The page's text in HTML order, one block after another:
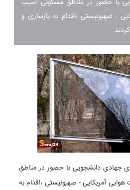
با حضور در مناطق مسکونی آسیب
- صهیونیستی ،اقدام به بازسازی و
جهادی دانشجویی با حضور در مناطق
آمریکایی - صهیونیستی ،اقدام به